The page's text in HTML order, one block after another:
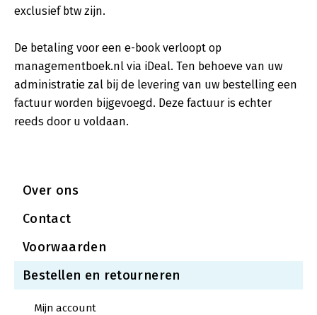
Over ons
Contact
Voorwaarden
Bestellen en retourneren
Mijn account
exclusief btw zijn.
De betaling voor een e-book verloopt op
managementboek.nl via iDeal. Ten behoeve van uw
administratie zal bij de levering van uw bestelling een
factuur worden bijgevoegd. Deze factuur is echter
reeds door u voldaan.